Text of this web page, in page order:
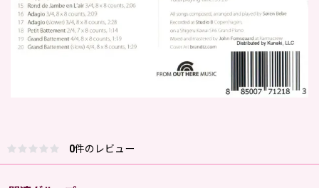
0件のレビュー